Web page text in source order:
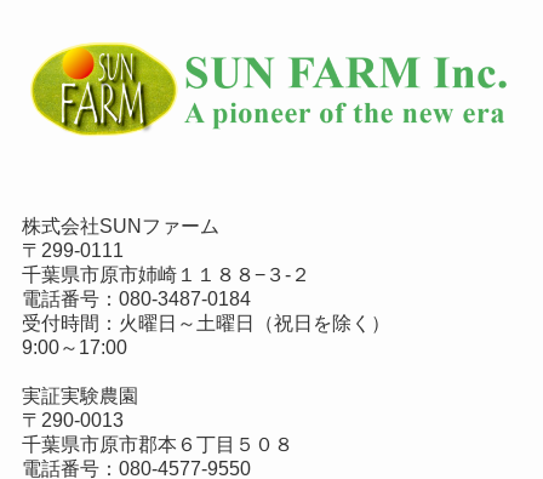
株式会社SUNファーム
〒299-0111
千葉県市原市姉崎１１８８−３-２
電話番号： 080-3487-0184
受付時間：火曜日～土曜日（祝日を除く）
9:00～17:00
実証実験農園
〒290-0013
千葉県市原市郡本６丁目５０８
電話番号： 080-4577-9550